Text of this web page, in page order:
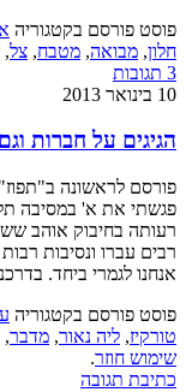
פוסט פורסם בקטגוריה
חלון,מבואה,מטבח,צל,
10 בינואר 2013
הגיגים על חברות וגם
פגשתי את א' במסיבה
רבים עברו ונסיבות
אנחנו לגמרי ביחד.
פוסט פורסם בקטגוריה
טורקיז,ליה נאור,מדבר,
שימוש חוזר.
כתיבת תגובה